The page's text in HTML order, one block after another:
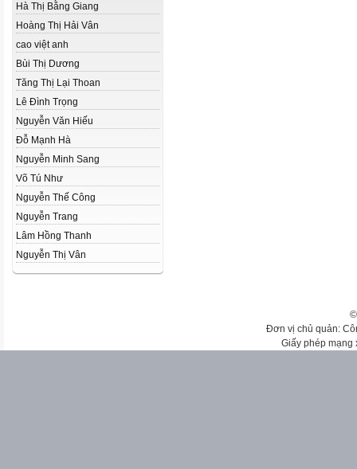
Hà Thị Bằng Giang
Hoàng Thị Hải Vân
cao việt anh
Bùi Thị Dương
Tăng Thị Lại Thoan
Lê Đình Trọng
Nguyễn Văn Hiếu
Đỗ Mạnh Hà
Nguyễn Minh Sang
Võ Tú Như
Nguyễn Thế Công
Nguyễn Trang
Lâm Hồng Thanh
Nguyễn Thị Vân
Đơn vị chủ quản:
Giấy phép mạng